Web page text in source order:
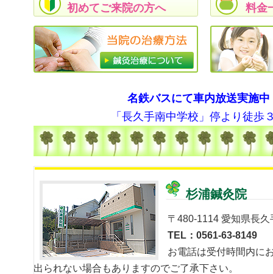
初めてご来院の方へ 料金
名鉄バスにて車内放送実施中
「長久手南中学校」停より徒歩
杉浦鍼灸院
〒480-1114 愛知県長
TEL：0561-63-8149
お電話は受付時間内に
出られない場合もありますのでご了承下さい。